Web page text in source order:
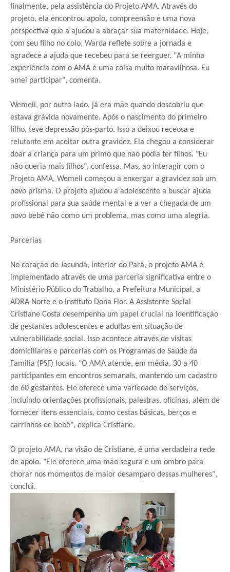
finalmente, pela assistência do Projeto AMA. Através do
projeto, ela encontrou apoio, compreensão e uma nova
perspectiva que a ajudou a abraçar sua maternidade. Hoje,
com seu filho no colo, Warda reflete sobre a jornada e
agradece a ajuda que recebeu para se reerguer. "A minha
experiência com o AMA é uma coisa muito maravilhosa. Eu
amei participar", comenta.
Wemeli, por outro lado, já era mãe quando descobriu que
estava grávida novamente. Após o nascimento do primeiro
filho, teve depressão pós-parto. Isso a deixou receosa e
relutante em aceitar outra gravidez. Ela chegou a considerar
doar a criança para um primo que não podia ter filhos. "Eu
não queria mais filhos", confessa. Mas, ao interagir com o
Projeto AMA, Wemeli começou a enxergar a gravidez sob um
novo prisma. O projeto ajudou a adolescente a buscar ajuda
profissional para sua saúde mental e a ver a chegada de um
novo bebê não como um problema, mas como uma alegria.
Parcerias
No coração de Jacundá, interior do Pará, o projeto AMA é
implementado através de uma parceria significativa entre o
Ministério Público do Trabalho, a Prefeitura Municipal, a
ADRA Norte e o Instituto Dona Flor. A Assistente Social
Cristiane Costa desempenha um papel crucial na identificação
de gestantes adolescentes e adultas em situação de
vulnerabilidade social. Isso acontece através de visitas
domiciliares e parcerias com os Programas de Saúde da
Familia (PSF) locais. "O AMA atende, em média, 30 a 40
participantes em encontros semanais, mantendo um cadastro
de 60 gestantes. Ele oferece uma variedade de serviços,
incluindo orientações profissionais, palestras, oficinas, além de
fornecer itens essenciais, como cestas básicas, berços e
carrinhos de bebê", explica Cristiane.
O projeto AMA, na visão de Cristiane, é uma verdadeira rede
de apoio. "Ele oferece uma mão segura e um ombro para
chorar nos momentos de maior desamparo dessas mulheres",
conclui.